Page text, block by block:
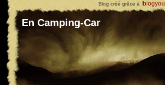
Blog créé grâce à Iblogyou
En Camping-Car